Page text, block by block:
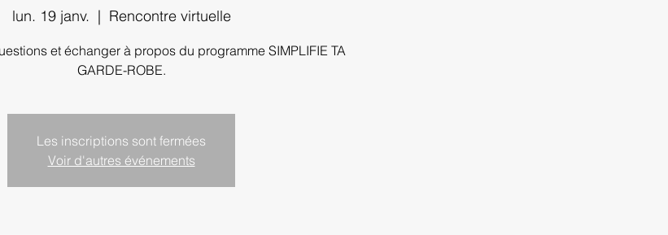
lun. 19 janv.
  |
Rencontre virtuelle
et échanger à propos du programme SIMPLIFIE TA
GARDE-ROBE.
Les inscriptions sont fermées
Voir d'autres événements